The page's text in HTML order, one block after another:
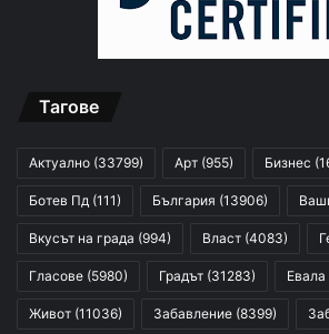
Тагове
Актуално (33799) Арт (955) Бизнес
Ботев Пд (111) България (13906)
Вкусът на града (994) Власт (4083)
Гласове (5980) Градът (31283) Евала
Живот (11036) Забавление (8399)